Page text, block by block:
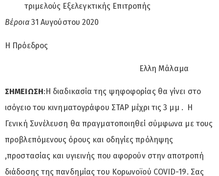
τριμελούς Εξελεγκτικής Επιτροπής
Βέροια31 Αυγούστου 2020
H Πρόεδρος
Ελλη Μάλαμα
ΣHMEIΩΣH:Η διαδικασία της ψηφοφορίας θα γίνει στο
ισόγειο του κινηματογράφου ΣΤΑΡ μέχρι τις 3 μμ . Η
Γενική Συνέλευση θα πραγματοποιηθεί σύμφωνα με τους
προβλεπόμενους όρους και οδηγίες πρόληψης
,προστασίας και υγιεινής που αφορούν στην αποτροπή
διάδοσης της πανδημίας του Κορωνοϊού COVID-19. Σας